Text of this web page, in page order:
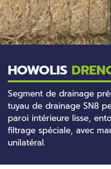
HOWOLIS
Segment de drainage
tuyau de drainage SN8
paroi intérieure lisse,
filtrage spéciale, avec
unilatéral.